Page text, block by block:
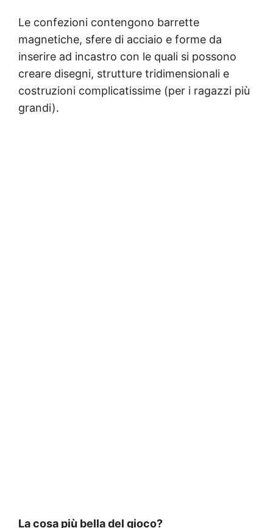
Le confezioni contengono barrette
magnetiche, sfere di acciaio e forme da
inserire ad incastro con le quali si possono
creare disegni, strutture tridimensionali e
costruzioni complicatissime (per i ragazzi più
grandi).
La cosa più bella del gioco?